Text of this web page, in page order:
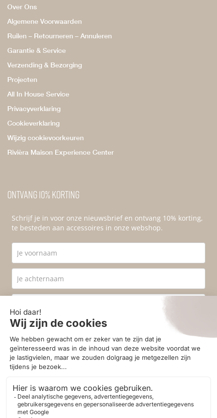
Over Ons
Algemene Voorwaarden
Ruilen – Retourneren – Annuleren
Garantie & Service
Verzending & Bezorging
Projecten
All In House Service
Privacyverklaring
Cookieverklaring
Wijzig cookievoorkeuren
Rivièra Maison Experience Center
Ontvang 10% korting
Schrijf je in voor onze nieuwsbrief en ontvang 10% korting,
te besteden aan accessoires in onze webshop.
Ik ga akkoord met deprivacyvoorwaarden
Aanmelden